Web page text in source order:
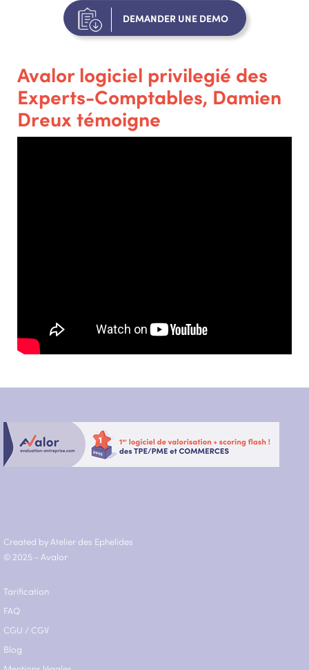
DEMANDER UNE DEMO
Avalor logiciel privilegié des
Experts-Comptables, Damien
Dreux témoigne
Created by Atelier des Ephelides
© 2025 - Avalor
Tarification
FAQ
CGU / CGV
Blog